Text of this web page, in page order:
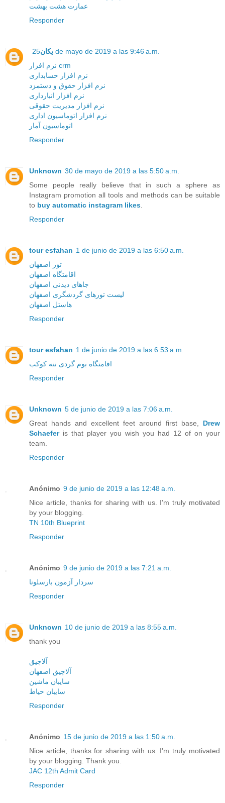
عمارت هشت بهشت
Responder
یکان 25 de mayo de 2019 a las 9:46 a.m.
نرم افزار crm
نرم افزار حسابداری
نرم افزار حقوق و دستمزد
نرم افزار انبارداری
نرم افزار مديريت حقوقی
نرم افزار اتوماسيون اداری
اتوماسيون آمار
Responder
Unknown 30 de mayo de 2019 a las 5:50 a.m.
Some people really believe that in such a sphere as
Instagram promotion all tools and methods can be suitable
to buy automatic instagram likes
Responder
tour esfahan 1 de junio de 2019 a las 6:50 a.m.
تور اصفهان
اقامتگاه اصفهان
جاهای دیدنی اصفهان
لیست تورهای گردشگری اصفهان
هاستل اصفهان
Responder
tour esfahan 1 de junio de 2019 a las 6:53 a.m.
اقامتگاه بوم گردی ننه کوکب
Responder
Unknown 5 de junio de 2019 a las 7:06 a.m.
Great hands and excellent feet around first base, Drew
Schaefer is that player you wish you had 12 of on your
team.
Responder
Anónimo 9 de junio de 2019 a las 12:48 a.m.
Nice article, thanks for sharing with us. I'm truly motivated
by your blogging.
TN 10th Blueprint
Responder
Anónimo 9 de junio de 2019 a las 7:21 a.m.
سردار آزمون بارسلونا
Responder
Unknown 10 de junio de 2019 a las 8:55 a.m.
thank you
آلاچیق
آلاچیق اصفهان
سایبان ماشین
سایبان حیاط
Responder
Anónimo 15 de junio de 2019 a las 1:50 a.m.
Nice article, thanks for sharing with us. I'm truly motivated
by your blogging. Thank you.
JAC 12th Admit Card
Responder